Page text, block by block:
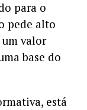
para o
pede alto
valor
base do
está